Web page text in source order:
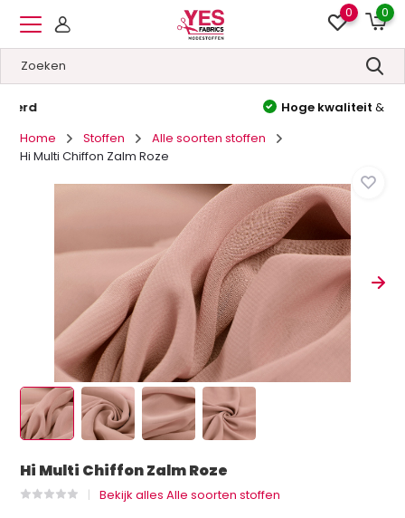
0 0
Lage prijzen
Home
Stoffen
Alle soorten stoffen
Hi Multi Chiffon Zalm Roze
Hi Multi Chiffon Zalm Roze
Bekijk alles Alle soorten stoffen